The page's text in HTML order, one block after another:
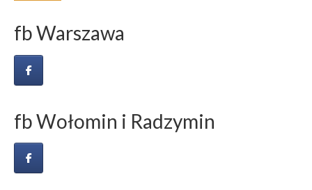
fb Warszawa
fb Wołomin i Radzymin